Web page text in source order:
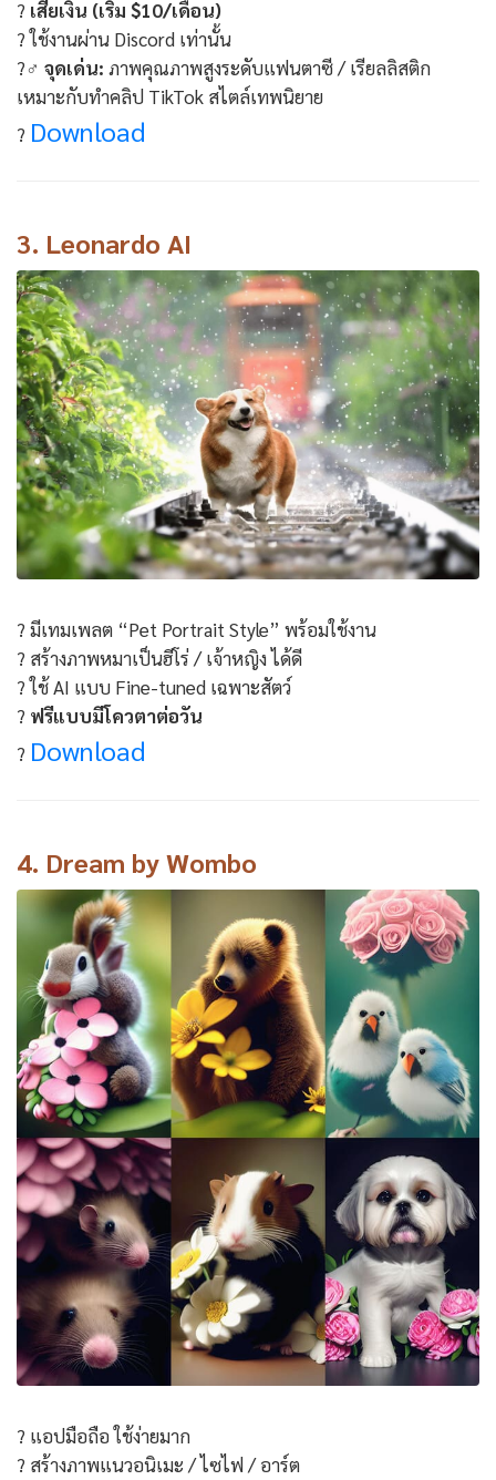
? เสียเงิน (เริ่ม $10/เดือน)
? ใช้งานผ่าน Discord เท่านั้น
?‍♂️ จุดเด่น: ภาพคุณภาพสูงระดับแฟนตาซี / เรียลลิสติก
เหมาะกับทำคลิป TikTok สไตล์เทพนิยาย
? Download
3. Leonardo AI
? มีเทมเพลต “Pet Portrait Style” พร้อมใช้งาน
? สร้างภาพหมาเป็นฮีโร่ / เจ้าหญิง ได้ดี
? ใช้ AI แบบ Fine-tuned เฉพาะสัตว์
? ฟรีแบบมีโควตาต่อวัน
? Download
4. Dream by Wombo
? แอปมือถือ ใช้ง่ายมาก
? สร้างภาพแนวอนิเมะ / ไซไฟ / อาร์ต